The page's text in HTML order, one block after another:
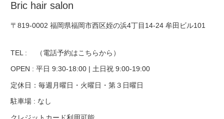
Bric hair salon
〒819-0002 福岡県福岡市西区姪の浜4丁目14-24 牟田ビル101
TEL : （電話予約はこちらから）
OPEN : 平日 9:30-18:00 | 土日祝 9:00-19:00
定休日：毎週月曜日・火曜日・第３日曜日
駐車場 : なし